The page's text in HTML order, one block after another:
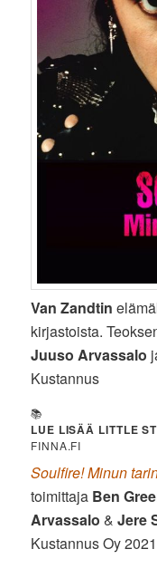
Van Zandtin
kirjastoista.
Juuso Arvassalo
Kustannus
📚
LUE LISÄÄ LITTLE
FINNA.FI
Soulfire! Minun
toimittaja Ben
Arvassalo &Jere
Kustannus Oy 2021